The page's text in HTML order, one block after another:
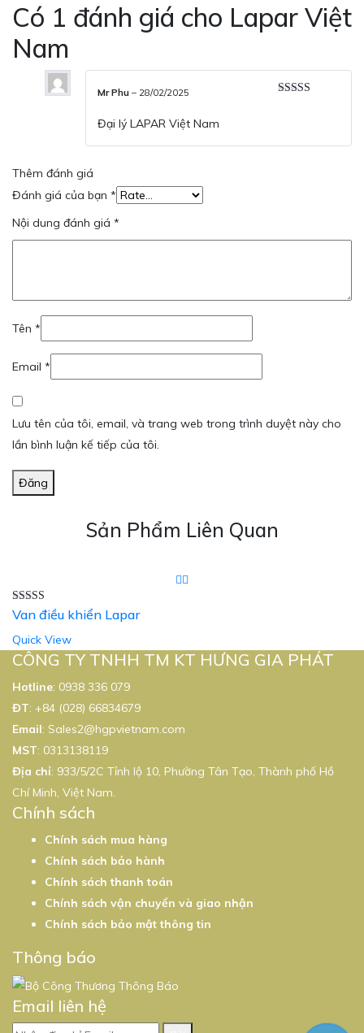
Có 1 đánh giá cho Lapar Việt
Nam
Mr Phu – 28/02/2025
Đại lý LAPAR Việt Nam
Thêm đánh giá
Đánh giá của bạn *
Nội dung đánh giá *
Tên *
Email *
Lưu tên của tôi, email, và trang web trong trình duyệt này cho
lần bình luận kế tiếp của tôi.
Đăng
Sản Phẩm Liên Quan
Được xếp
sao
Van điều khiển Lapar
Quick View
CÔNG TY TNHH TM KT HƯNG GIA PHÁT
Hotline: 0938 336 079
ĐT: +84 (028) 66834679
Email: Sales2@hgpvietnam.com
MST: 0313138119
Địa chỉ: 933/5/2C Tỉnh lộ 10, Phường Tân Tạo, Thành phố Hồ
Chí Minh, Việt Nam.
Chính sách
Chính sách mua hàng
Chính sách bảo hành
Chính sách thanh toán
Chính sách vận chuyển và giao nhận
Chính sách bảo mật thông tin
Thông báo
Email liên hệ